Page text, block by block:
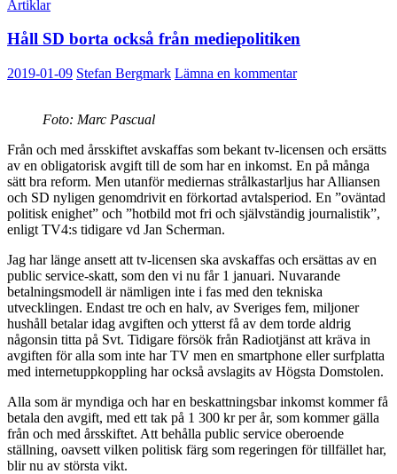
Artiklar
Håll SD borta också från mediepolitiken
2019-01-09 Stefan Bergmark Lämna en kommentar
Foto: Marc Pascual
Från och med årsskiftet avskaffas som bekant tv-licensen och ersätts
av en obligatorisk avgift till de som har en inkomst. En på många
sätt bra reform. Men utanför mediernas strålkastarljus har Alliansen
och SD nyligen genomdrivit en förkortad avtalsperiod. En ”oväntad
politisk enighet” och ”hotbild mot fri och självständig journalistik”,
enligt TV4:s tidigare vd Jan Scherman.
Jag har länge ansett att tv-licensen ska avskaffas och ersättas av en
public service-skatt, som den vi nu får 1 januari. Nuvarande
betalningsmodell är nämligen inte i fas med den tekniska
utvecklingen. Endast tre och en halv, av Sveriges fem, miljoner
hushåll betalar idag avgiften och ytterst få av dem torde aldrig
någonsin titta på Svt. Tidigare försök från Radiotjänst att kräva in
avgiften för alla som inte har TV men en smartphone eller surfplatta
med internetuppkoppling har också avslagits av Högsta Domstolen.
Alla som är myndiga och har en beskattningsbar inkomst kommer få
betala den avgift, med ett tak på 1 300 kr per år, som kommer gälla
från och med årsskiftet. Att behålla public service oberoende
ställning, oavsett vilken politisk färg som regeringen för tillfället har,
blir nu av största vikt.